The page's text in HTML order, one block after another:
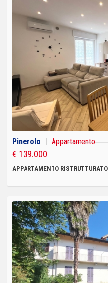
Pinerolo Appartamento
€ 139.000
APPARTAMENTO RISTRUTTURATO